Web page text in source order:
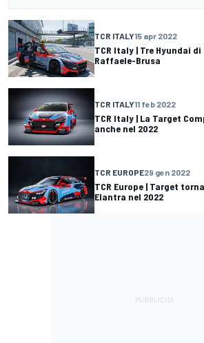
TCR ITALY15 apr 2022
TCR Italy | Tre Hyundai
Raffaele-Brusa
TCR ITALY11 feb 2022
TCR Italy | La Target
anche nel 2022
TCR EUROPE29 gen 2022
TCR Europe | Target
Elantra nel 2022